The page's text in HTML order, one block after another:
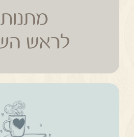
מתנות
לראש
לראש